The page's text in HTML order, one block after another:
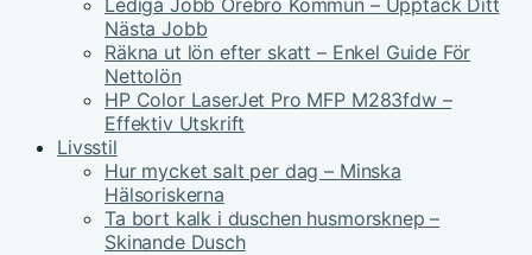
Lediga Jobb Örebro Kommun – Upptäck Ditt
Nästa Jobb
Räkna ut lön efter skatt – Enkel Guide För
Nettolön
HP Color LaserJet Pro MFP M283fdw –
Effektiv Utskrift
Livsstil
Hur mycket salt per dag – Minska
Hälsoriskerna
Ta bort kalk i duschen husmorsknep –
Skinande Dusch